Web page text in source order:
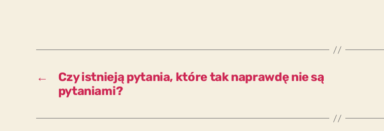
←
Czy istnieją pytania, które tak naprawdę nie są
pytaniami?